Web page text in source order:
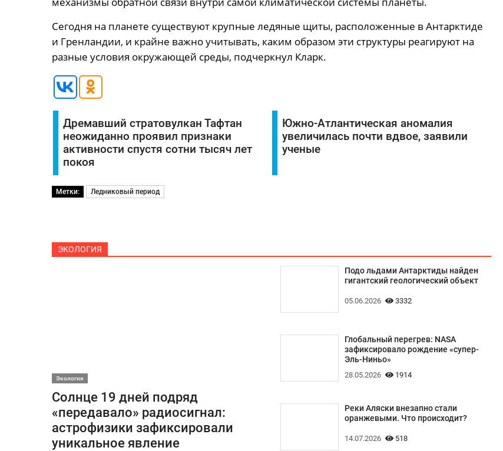
Сегодня на планете существуют крупные ледяные щиты, расположенные в Антарктиде
и Гренландии, и крайне важно учитывать, каким образом эти структуры реагируют на
разные условия окружающей среды, подчеркнул Кларк.
Дремавший стратовулкан Тафтан
неожиданно проявил признаки
активности спустя сотни тысяч лет
покоя
Южно-Атлантическая аномалия
увеличилась почти вдвое, заявили
ученые
Метки: Ледниковый период
ЭКОЛОГИЯ
Экология
Солнце 19 дней подряд
«передавало» радиосигнал:
астрофизики зафиксировали
уникальное явление
Подо льдами Антарктиды найден
гигантский геологический объект
05.06.2026 3332
Глобальный перегрев: NASA
зафиксировало рождение «супер-
Эль-Ниньо»
28.05.2026 1914
Реки Аляски внезапно стали
оранжевыми. Что происходит?
14.07.2026 518